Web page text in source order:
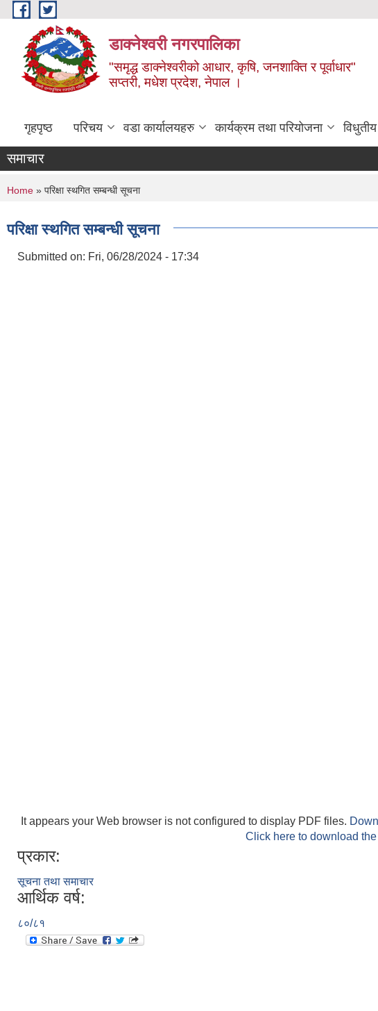
Skip to main content
डाक्नेश्वरी नगरपालिका
"समृद्ध डाक्नेश्वरीको आधार, कृषि, जनशाक्ति र पूर्वाधार"
सप्तरी, मधेश प्रदेश, नेपाल ।
गृहपृष्ठ परिचय वडा कार्यालयहरु कार्यक्रम तथा परियोजना
समाचार
You are here
Home » परिक्षा स्थगित सम्बन्धी सूचना
परिक्षा स्थगित सम्बन्धी सूचना
Submitted on: Fri, 06/28/2024 - 17:34
It appears your Web browser is not configured to display PDF files.
Click here to download
प्रकार:
सूचना तथा समाचार
आर्थिक वर्ष:
८०/८१